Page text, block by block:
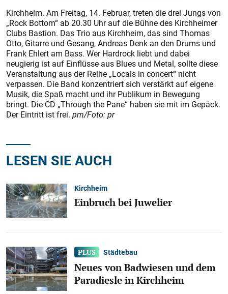
Kirchheim. Am Freitag, 14. Februar, treten die drei Jungs von
„Rock Bottom“ ab 20.30 Uhr auf die Bühne des Kirchheimer
Clubs Bastion. Das Trio aus Kirchheim, das sind Thomas
Otto, Gitarre und Gesang, Andreas Denk an den Drums und
Frank Ehlert am Bass. Wer Hardrock liebt und dabei
neugierig ist auf Einflüsse aus Blues und Metal, sollte diese
Veranstaltung aus der Reihe „Locals in concert“ nicht
verpassen. Die Band konzentriert sich verstärkt auf eigene
Musik, die Spaß macht und ihr Publikum in Bewegung
bringt. Die CD „Through the Pane“ haben sie mit im Gepäck.
Der Eintritt ist frei. pm/Foto: pr
LESEN SIE AUCH
Kirchheim
Einbruch bei Juwelier
Städtebau
Neues von Badwiesen und dem
Paradiesle in Kirchheim